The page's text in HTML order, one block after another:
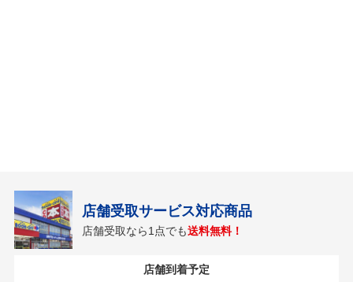
店舗受取サービス対応商品
店舗受取なら1点でも送料無料！
店舗到着予定